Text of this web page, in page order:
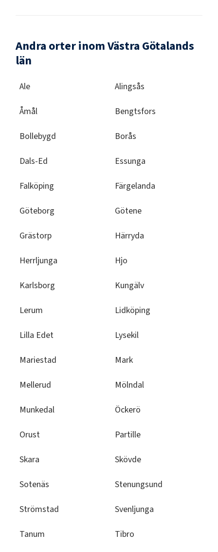
Andra orter inom Västra Götalands
län
Ale Alingsås
Åmål Bengtsfors
Bollebygd Borås
Dals-Ed Essunga
Falköping Färgelanda
Göteborg Götene
Grästorp Härryda
Herrljunga Hjo
Karlsborg Kungälv
Lerum Lidköping
Lilla Edet Lysekil
Mariestad Mark
Mellerud Mölndal
Munkedal Öckerö
Orust Partille
Skara Skövde
Sotenäs Stenungsund
Strömstad Svenljunga
Tanum Tibro